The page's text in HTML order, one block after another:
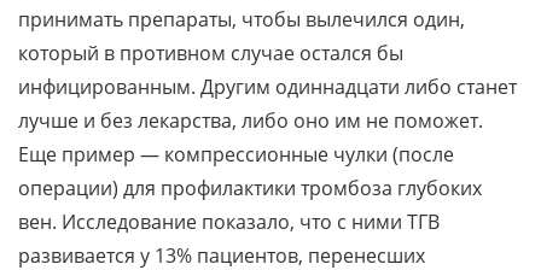
принимать препараты, чтобы вылечился один,
который в противном случае остался бы
инфицированным. Другим одиннадцати либо станет
лучше и без лекарства, либо оно им не поможет.
Еще пример — компрессионные чулки (после
операции) для профилактики тромбоза глубоких
вен. Исследование показало, что с ними ТГВ
развивается у 13% пациентов, перенесших